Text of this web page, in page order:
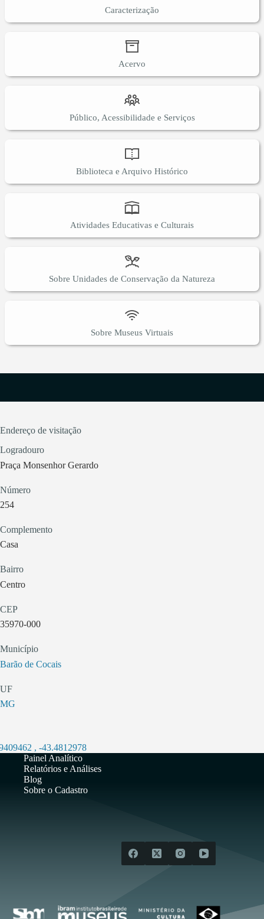
Caracterização
Acervo
Público, Acessibilidade e Serviços
Biblioteca e Arquivo Histórico
Atividades Educativas e Culturais
Sobre Unidades de Conservação da Natureza
Sobre Museus Virtuais
Endereço de visitação
Logradouro
Praça Monsenhor Gerardo
Número
254
Complemento
Casa
Bairro
Centro
CEP
35970-000
Município
Barão de Cocais
UF
MG
, -43.4812978
Painel Analítico
Relatórios e Análises
Blog
Sobre o Cadastro